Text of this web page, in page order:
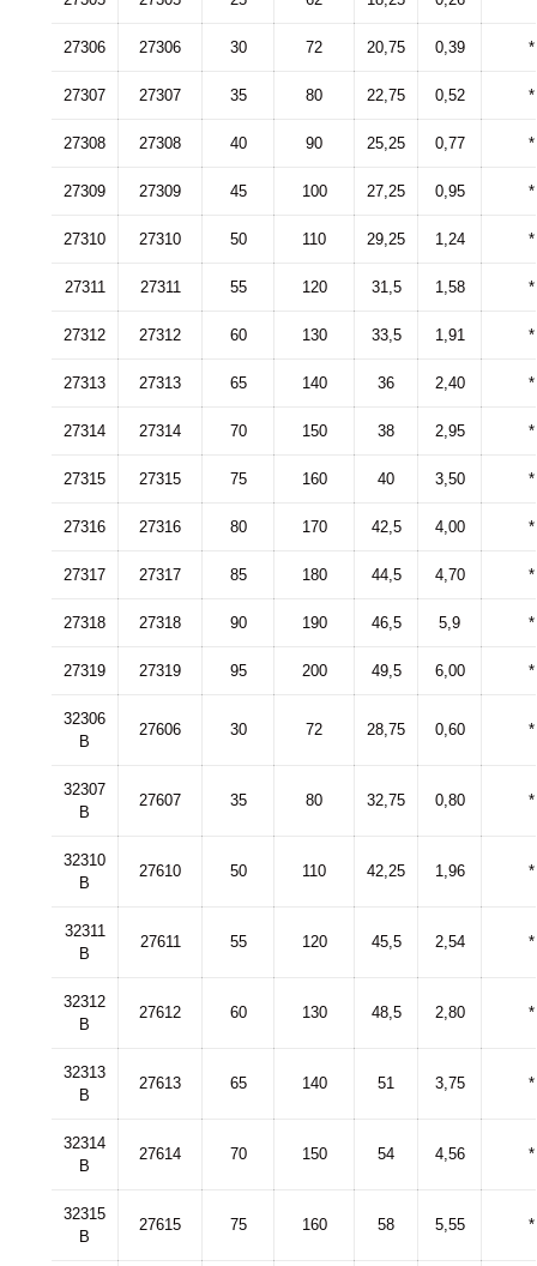
27306 27306 30 72 20,75 0,39 *
27307 27307 35 80 22,75 0,52 *
27308 27308 40 90 25,25 0,77 *
27309 27309 45 100 27,25 0,95 *
27310 27310 50 110 29,25 1,24 *
27311 27311 55 120 31,5 1,58 *
27312 27312 60 130 33,5 1,91 *
27313 27313 65 140 36 2,40 *
27314 27314 70 150 38 2,95 *
27315 27315 75 160 40 3,50 *
27316 27316 80 170 42,5 4,00 *
27317 27317 85 180 44,5 4,70 *
27318 27318 90 190 46,5 5,9 *
27319 27319 95 200 49,5 6,00 *
32306
В
27606 30 72 28,75 0,60 *
32307
В
27607 35 80 32,75 0,80 *
32310
В
27610 50 110 42,25 1,96 *
32311
В
27611 55 120 45,5 2,54 *
32312
В
27612 60 130 48,5 2,80 *
32313
В
27613 65 140 51 3,75 *
32314
В
27614 70 150 54 4,56 *
32315
В
27615 75 160 58 5,55 *